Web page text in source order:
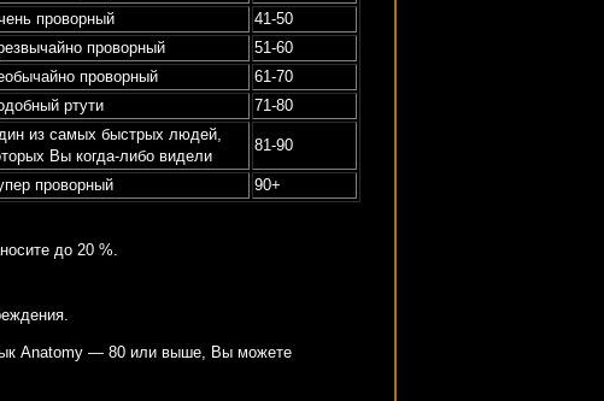
проворный
41-50
проворный
51-60
проворный
61-70
ртути
71-80
из самых быстрых людей,
Вы когда-либо видели
81-90
проворный 90+
до 20 %.
Anatomy — 80 или выше, Вы можете